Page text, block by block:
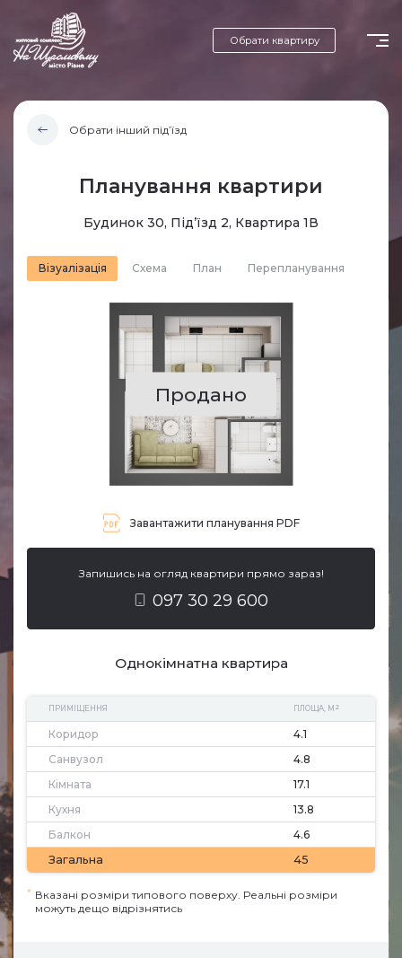
Обрати квартиру
Обрати інший під’їзд
Планування квартири
Будинок 30, Під’їзд 2, Квартира 1В
Однокімнатна квартира
ПРИМІЩЕННЯ ПЛОЩА, М 2
Коридор
4.1
Санвузол
4.8
Кімната
17.1
Кухня
13.8
Балкон
4.6
Загальна
45
* Вказані розміри типового поверху. Реальні розміри
можуть дещо відрізнятись
Візуалізація Схема План Перепланування
Продано
Завантажити планування PDF
Запишись на огляд квартири прямо зараз!
097 30 29 600